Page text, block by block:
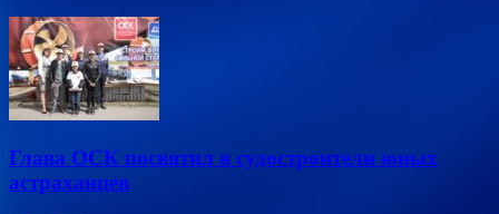
Глава ОСК посвятил в судостроители юных
астраханцев